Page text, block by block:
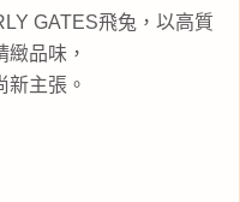
GATES飛兔，以高質
品味，
新主張。